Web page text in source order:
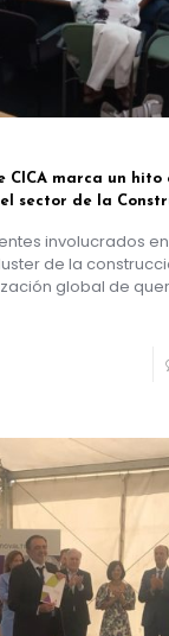
CICA marca un hito
sector de la
involucrados
de la
global de